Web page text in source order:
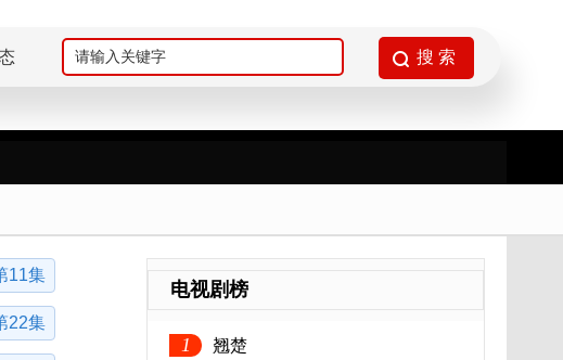
11集
22集
电视剧榜
1 翘楚